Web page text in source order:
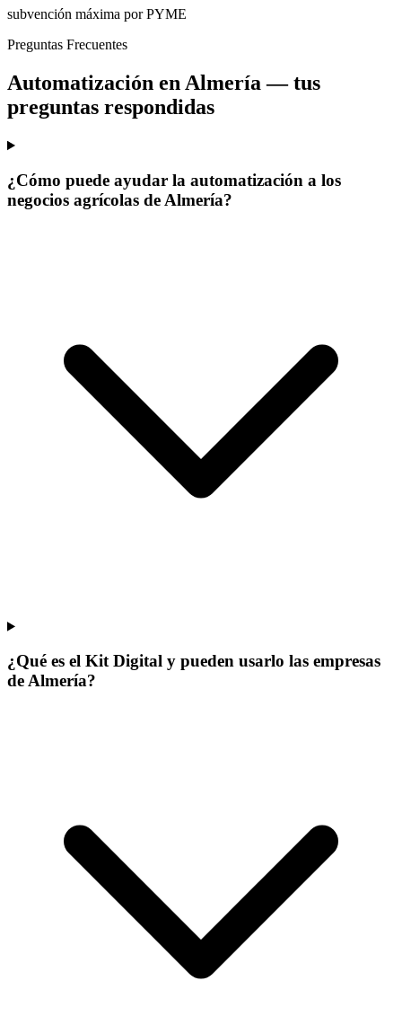
subvención máxima por PYME
Preguntas Frecuentes
Automatización en Almería —tus
preguntas respondidas
¿Cómo puede ayudar la automatización a los
negocios agrícolas de Almería?
¿Qué es el Kit Digital y pueden usarlo las empresas
de Almería?